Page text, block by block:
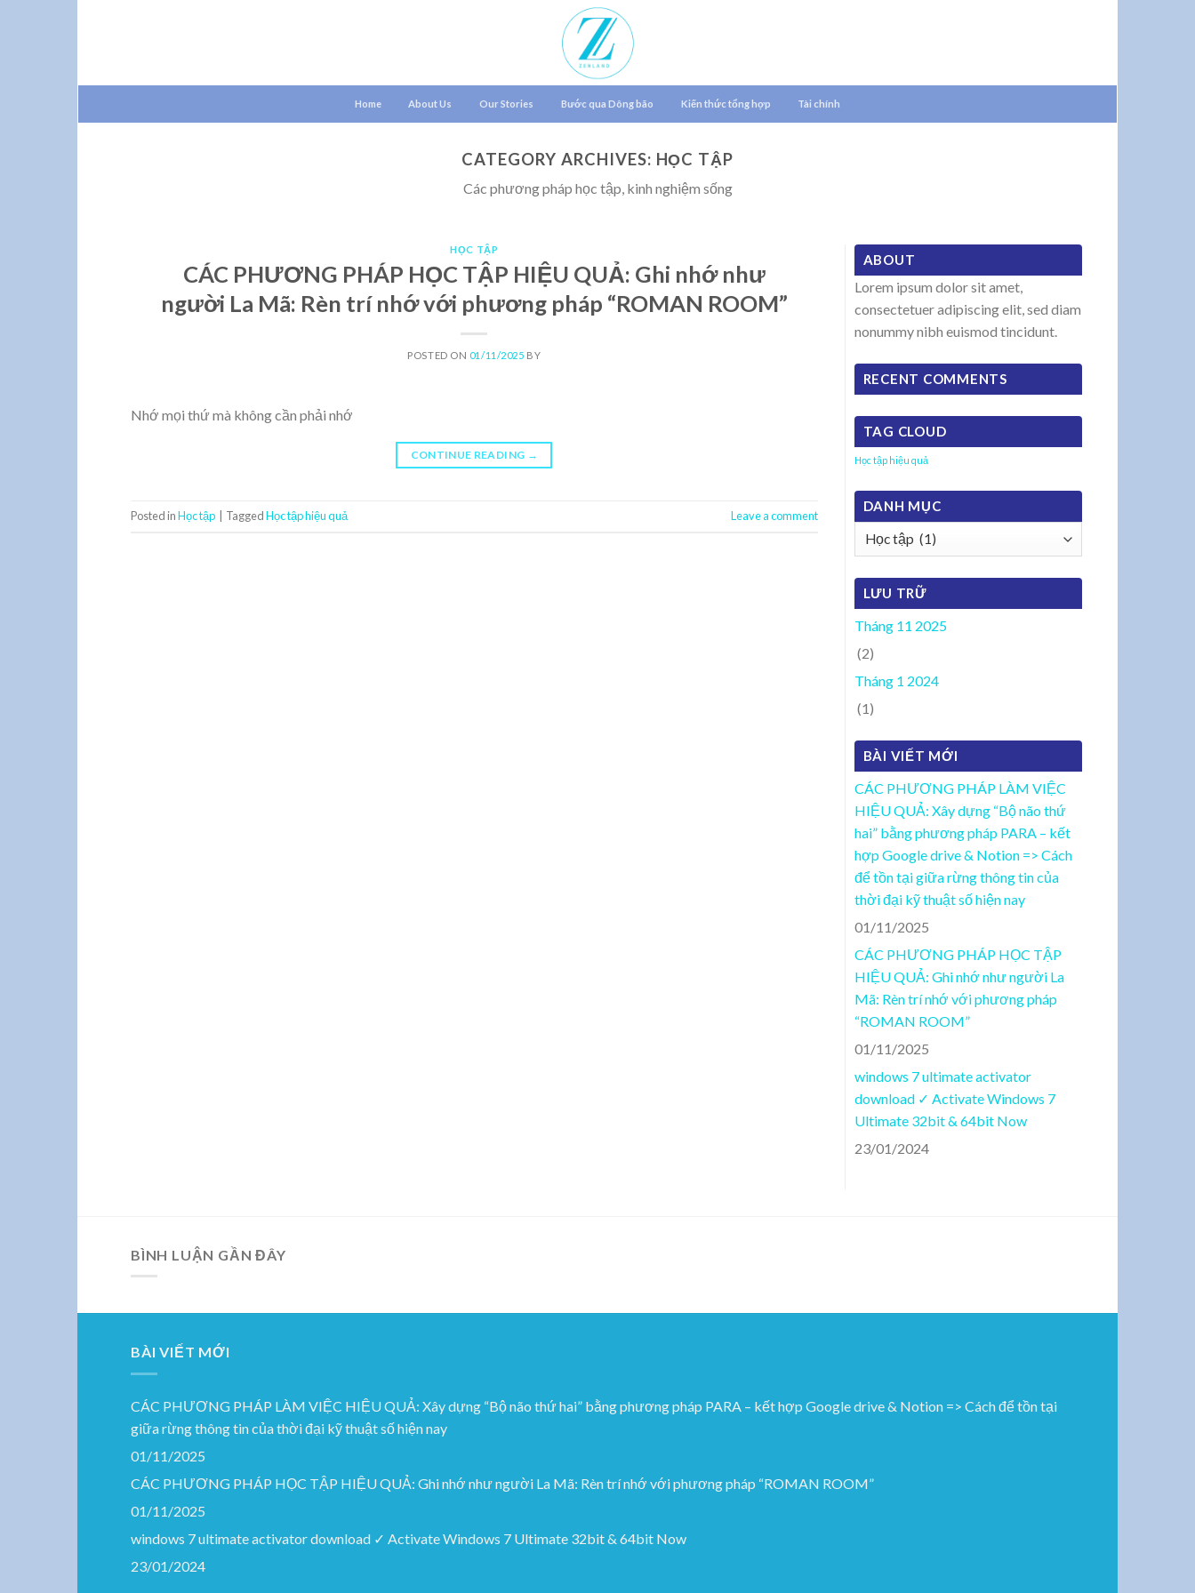
Home About Us Our Stories Bước qua Dông bão Kiến thức tổng hợp Tài chính
CATEGORY ARCHIVES: HỌC TẬP
Các phương pháp học tập, kinh nghiệm sống
HỌC TẬP
CÁC PHƯƠNG PHÁP HỌC TẬP HIỆU QUẢ: Ghi nhớ như
người La Mã: Rèn trí nhớ với phương pháp “ROMAN ROOM”
POSTED ON 01/11/2025 BY
Nhớ mọi thứ mà không cần phải nhớ
CONTINUE READING →
Posted inHọc tập TaggedHọc tập hiệu quả Leave a comment
ABOUT
Lorem ipsum dolor sit amet,
consectetuer adipiscing elit, sed diam
nonummy nibh euismod tincidunt.
RECENT COMMENTS
TAG CLOUD
Học tập hiệu quả
DANH MỤC
Danh
LƯU TRỮ
Tháng 11 2025
(2)
Tháng 1 2024
(1)
BÀI VIẾT MỚI
CÁC PHƯƠNG PHÁP LÀM VIỆC
HIỆU QUẢ: Xây dựng “Bộ não thứ
hai” bằng phương pháp PARA – kết
hợp Google drive & Notion => Cách
để tồn tại giữa rừng thông tin của
thời đại kỹ thuật số hiện nay
01/11/2025
CÁC PHƯƠNG PHÁP HỌC TẬP
HIỆU QUẢ: Ghi nhớ như người La
Mã: Rèn trí nhớ với phương pháp
“ROMAN ROOM”
01/11/2025
windows 7 ultimate activator
download ✓ Activate Windows 7
Ultimate 32bit & 64bit Now
23/01/2024
BÌNH LUẬN GẦN ĐÂY
BÀI VIẾT MỚI
CÁC PHƯƠNG PHÁP LÀM VIỆC HIỆU QUẢ: Xây dựng “Bộ não thứ hai” bằng phương pháp PARA – kết hợp Google drive & Notion => Cách để tồn tại
giữa rừng thông tin của thời đại kỹ thuật số hiện nay
01/11/2025
CÁC PHƯƠNG PHÁP HỌC TẬP HIỆU QUẢ: Ghi nhớ như người La Mã: Rèn trí nhớ với phương pháp “ROMAN ROOM”
01/11/2025
windows 7 ultimate activator download ✓ Activate Windows 7 Ultimate 32bit & 64bit Now
23/01/2024